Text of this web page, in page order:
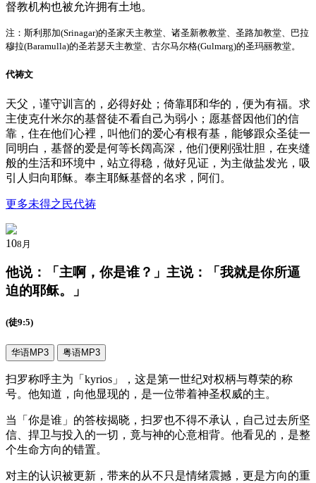
督教机构也被允许拥有土地。
注：斯利那加(Srinagar)的圣家天主教堂、诸圣新教教堂、圣路加教堂、巴拉
穆拉(Baramulla)的圣若瑟天主教堂、古尔马尔格(Gulmarg)的圣玛丽教堂。
代祷文
天父，谨守训言的，必得好处；倚靠耶和华的，便为有福。求
主使克什米尔的基督徒不看自己为弱小；愿基督因他们的信
靠，住在他们心裡，叫他们的爱心有根有基，能够跟众圣徒一
同明白，基督的爱是何等长阔高深，他们便刚强壮胆，在夹缝
般的生活和环境中，站立得稳，做好见证，为主做盐发光，吸
引人归向耶稣。奉主耶稣基督的名求，阿们。
更多未得之民代祷
108月
他说：「 主啊，你是谁？ 」主说：「我就是你所逼
迫的耶稣。」
(徒9:5)
华语MP3 粤语MP3
扫罗称呼主为「kyrios」，这是第一世纪对权柄与尊荣的称
号。他知道，向他显现的，是一位带着神圣权威的主。
当「你是谁」的答桉揭晓，扫罗也不得不承认，自己过去所坚
信、捍卫与投入的一切，竟与神的心意相背。他看见的，是整
个生命方向的错置。
对主的认识被更新，带来的从不只是情绪震撼，更是方向的重